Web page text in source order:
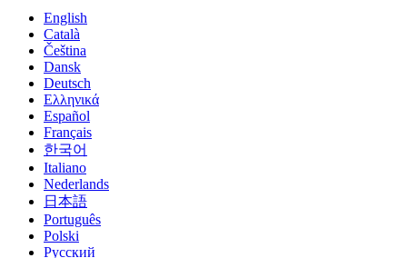
English
Català
Čeština
Dansk
Deutsch
Ελληνικά
Español
Français
한국어
Italiano
Nederlands
日本語
Português
Polski
Русский